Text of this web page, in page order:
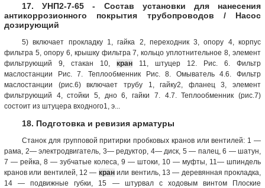
17. УНП2-7-65 - Состав установки для нанесения
антикоррозионного покрытия трубопроводов / Насос
дозирующий
5) включает прокладку 1, гайка 2, переходник 3, опору 4, корпус
фильтра 5, опору 6, крышку фильтра 7, кольцо уплотнительное 8, элемент
фильтрующий 9, стакан 10, кран 11, штуцер 12. Рис. 6. Фильтр
маслостанции Рис. 7. Теплообменник Рис. 8. Омыватель 4.6. Фильтр
маслостанции (рис.6) включает трубу 1, гайку2, фланец 3, элемент
фильтрующий 4, стойки 5, дно 6, гайки 7. 4.7. Теплообменник (рис.7)
состоит из штуцера входного1, э...
18. Подготовка и ревизия арматуры
Станок для групповой притирки пробковых кранов или вентилей: 1 —
рама, 2— электродвигатель, 3— редуктор, 4— диск, 5 — палец, 6 — шатун,
7 — рейка, 8 — зубчатые колеса, 9 — штоки, 10 — муфты, 11— шпиндель
кранов или вентилей, 12 — кранили вентиль, 13 — деревянная прокладка,
14 — подвижные губки, 15 — штурвал с ходовым винтом Плоские